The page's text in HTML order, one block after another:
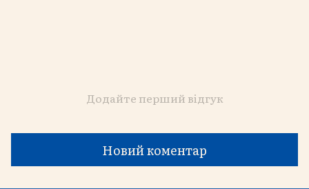
Додайте перший відгук
Новий коментар